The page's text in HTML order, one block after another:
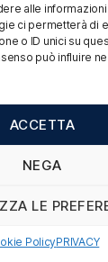
alle
ci permetterà di
o ID unici su
può influire
ACCETTA
NEGA
LE
PolicyPRIVACY